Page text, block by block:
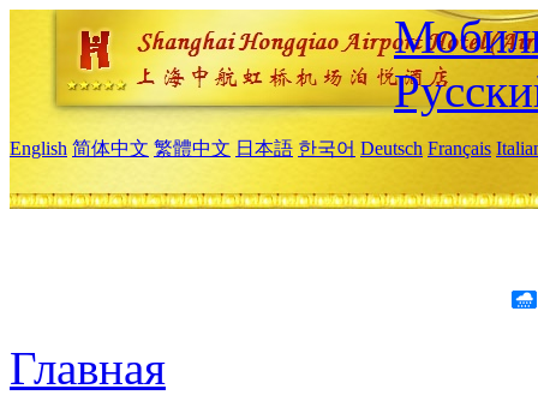
English 简体中文 繁體中文 日本語 한국어 Deutsch Français
Главная